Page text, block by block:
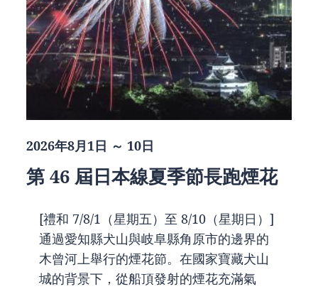
2026年8月1日 ～ 10日
第 46 屆日本線夏季節長跑煙花
[禮和 7/8/1（星期五）至 8/10（星期日）]
通過愛知縣犬山與岐阜縣角原市的邊界的
木曾河上舉行的煙花節。在國家寶藏犬山
城的背景下，從船頂發射的煙花充滿氣